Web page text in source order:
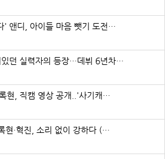
' 앤디, 아이들 마음 뺏기 도전…
던 실력자의 등장…데뷔 6년차…
현, 직캠 영상 공개..'사기캐…
현·혁진, 소리 없이 강하다 (…